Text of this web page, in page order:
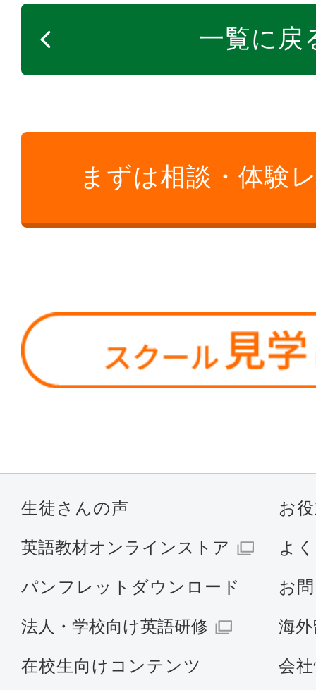
一覧に戻
まずは相談・体験
生徒さんの声 お
英語教材オンラインストア よ
パンフレットダウンロード お
法人・学校向け英語研修 海
在校生向けコンテンツ 会